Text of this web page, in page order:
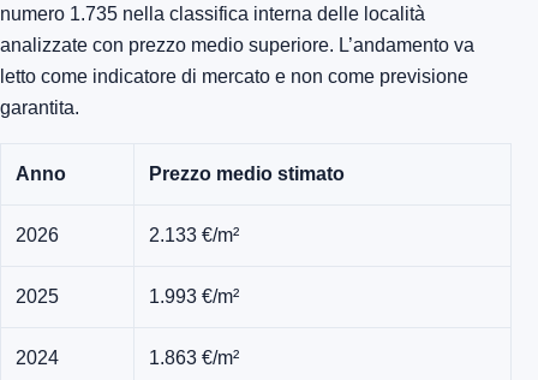
numero 1.735 nella classifica interna delle località
analizzate con prezzo medio superiore. L’andamento va
letto come indicatore di mercato e non come previsione
garantita.
Anno Prezzo medio stimato
2026 2.133 €/m²
2025 1.993 €/m²
2024 1.863 €/m²